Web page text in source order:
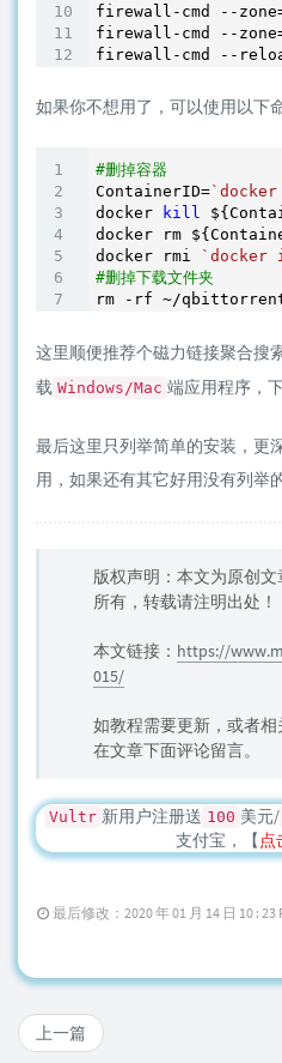
firewall-cmd --
firewall-cmd --
firewall-cmd --
如果你不想用了，可以使用以下
#删掉容器
ContainerID=
docker
kill
docker rm
docker rmi
`docker
#删掉下载文件夹
rm -rf ~
这里顺便推荐个磁力链接聚合搜
载 Windows/Mac 端应用程序，
最后这里只列举简单的安装，更
用，如果还有其它好用没有列举
版权声明：本文为原创文
所有，转载请注明出处！
本文链接： https://
015/
如教程需要更新，或者相
在文章下面评论留言。
Vultr 新用户注册送 100 美元/
支付宝，【 点
最后修改：2020 年 01 月 14 日 10 : 23
上一篇